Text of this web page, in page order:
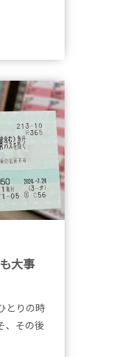
大事
とりの時
、その後